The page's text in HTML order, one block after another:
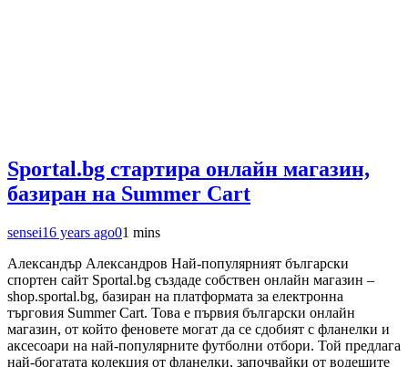
Sportal.bg стартира онлайн магазин,
базиран на Summer Cart
sensei16 years ago01 mins
Александър Александров Най-популярният български
спортен сайт Sportal.bg създаде собствен онлайн магазин –
shop.sportal.bg, базиран на платформата за електронна
търговия Summer Cart. Това е първия български онлайн
магазин, от който феновете могат да се сдобият с фланелки и
аксесоари на най-популярните футболни отбори. Той предлага
най-богатата колекция от фланелки, започвайки от водещите